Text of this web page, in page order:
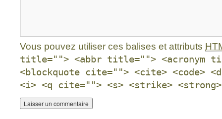
Vous pouvez utiliser ces balises et attributs
title=""> <abbr title=""> <acronym
<blockquote cite=""> <cite> <code>
<i> <q cite=""> <s> <strike> <strong>